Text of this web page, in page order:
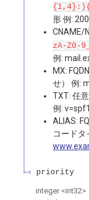
形 例:
CNAME/
zA-Z0-
例:
MX:
せ） 例:
TXT: 任
例:
ALIAS:
コードタ
priority
integer <int32>